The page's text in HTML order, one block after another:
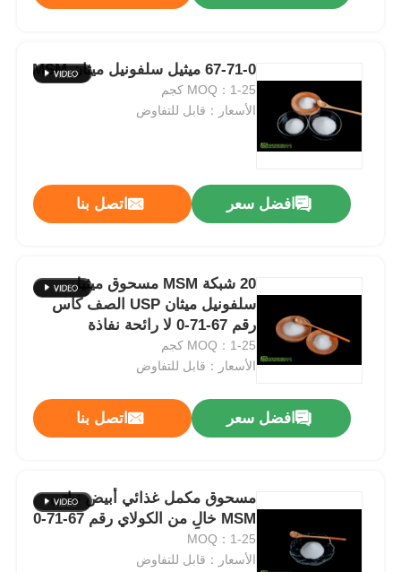
67-71-0 ميثيل سلفونيل ميثان MSM
MOQ：1-25 كجم
الأسعار：قابل للتفاوض
افضل سعر اتصل بنا
20 شبكة MSM مسحوق ميثيل
سلفونيل ميثان USP الصف كاس
رقم 67-71-0 لا رائحة نفاذة
MOQ：1-25 كجم
الأسعار：قابل للتفاوض
افضل سعر اتصل بنا
مسحوق مكمل غذائي أبيض نباتي
MSM خالٍ من الكولاي رقم 67-71-0
MOQ：1-25
الأسعار：قابل للتفاوض